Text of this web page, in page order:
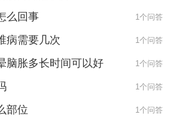
么回事 1个问答
病需要几次 1个问答
脑胀多长时间可以好 1个问答
1个问答
部位 1个问答